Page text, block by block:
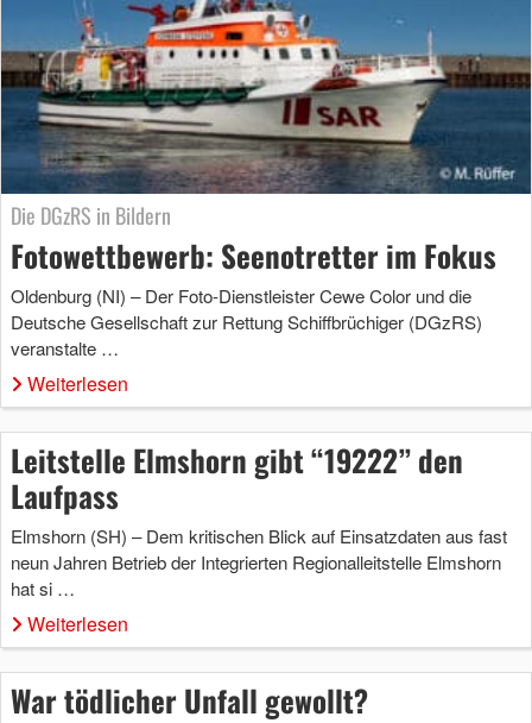
Die DGzRS in Bildern
Fotowettbewerb: Seenotretter im Fokus
Oldenburg (NI) – Der Foto-Dienstleister Cewe Color und die
Deutsche Gesellschaft zur Rettung Schiffbrüchiger (DGzRS)
veranstalte …
Weiterlesen
Leitstelle Elmshorn gibt “19222” den
Laufpass
Elmshorn (SH) – Dem kritischen Blick auf Einsatzdaten aus fast
neun Jahren Betrieb der Integrierten Regionalleitstelle Elmshorn
hat si …
Weiterlesen
War tödlicher Unfall gewollt?